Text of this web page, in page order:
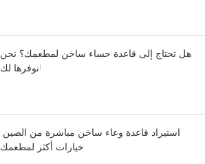
هل تحتاج إلى قاعدة حساء ساخن لمطعمك؟ نحن
نوفرها لك!
استيراد قاعدة وعاء ساخن مباشرة من الصين:
خيارات أكثر لمطعمك